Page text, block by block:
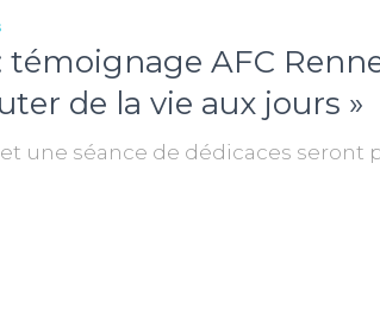
témoignage AFC
de la vie aux jours »
une séance de dédicaces seront